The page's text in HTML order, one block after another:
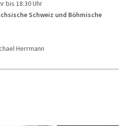
bis 18:30 Uhr
Schweiz und Böhmische
Herrmann